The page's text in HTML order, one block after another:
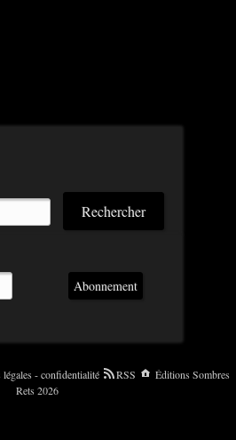
Abonnement
- confidentialité RSS
Éditions Sombres
Rets 2026